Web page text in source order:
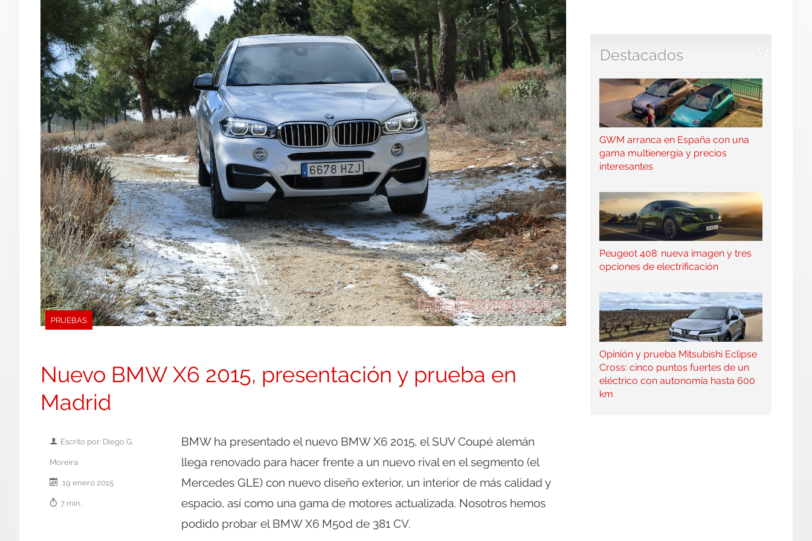
PRUEBAS
Nuevo BMW X6 2015, presentación y prueba en
Madrid
Escrito por: Diego G.
Moreira
19 enero 2015
7 min.
BMW ha presentado el nuevo BMW X6 2015, el SUV Coupé alemán
llega renovado para hacer frente a un nuevo rival en el segmento (el
Mercedes GLE) con nuevo diseño exterior, un interior de más calidad y
espacio, así como una gama de motores actualizada. Nosotros hemos
podido probar el BMW X6 M50d de 381 CV.
Destacados
GWM arranca en España con una
gama multienergía y precios
interesantes
Peugeot 408: nueva imagen y tres
opciones de electrificación
Opinión y prueba Mitsubishi Eclipse
Cross: cinco puntos fuertes de un
eléctrico con autonomía hasta 600
km